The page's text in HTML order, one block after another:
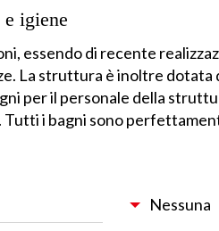
igiene
essendo di recente
La struttura è inoltre dotata
per il personale della
Tutti i bagni sono
Nessuna